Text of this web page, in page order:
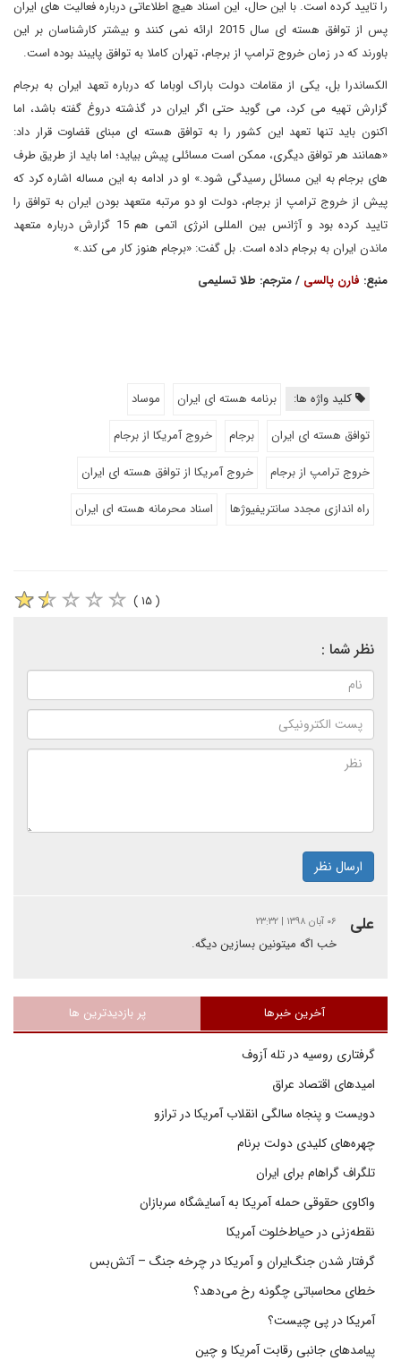
را تایید کرده است. با این حال، این اسناد هیچ اطلاعاتی درباره فعالیت های ایران
پس از توافق هسته ای سال 2015 ارائه نمی کنند و بیشتر کارشناسان بر این
باورند که در زمان خروج ترامپ از برجام، تهران کاملا به توافق پایبند بوده است.
الکساندرا بل، یکی از مقامات دولت باراک اوباما که درباره تعهد ایران به برجام
گزارش تهیه می کرد، می گوید حتی اگر ایران در گذشته دروغ گفته باشد، اما
اکنون باید تنها تعهد این کشور را به توافق هسته ای مبنای قضاوت قرار داد:
«همانند هر توافق دیگری، ممکن است مسائلی پیش بیاید؛ اما باید از طریق طرف
های برجام به این مسائل رسیدگی شود.» او در ادامه به این مساله اشاره کرد که
پیش از خروج ترامپ از برجام، دولت او دو مرتبه متعهد بودن ایران به توافق را
تایید کرده بود و آژانس بین المللی انرژی اتمی هم 15 گزارش درباره متعهد
ماندن ایران به برجام داده است. بل گفت: «برجام هنوز کار می کند.»
منبع: فارن پالسی / مترجم: طلا تسلیمی
کلید واژه ها: برنامه هسته ای ایران
موساد
توافق هسته ای ایران
برجام
خروج آمریکا از برجام
خروج ترامپ از برجام
خروج آمریکا از توافق هسته ای ایران
راه اندازی مجدد سانتریفیوژها
اسناد محرمانه هسته ای ایران
( ۱۵ )
نظر شما :
ارسال نظر
علی ۰۶ آبان ۱۳۹۸ | ۲۳:۳۲
خب اگه میتونین بسازین دیگه.
آخرین خبرها پر بازدیدترین ها
گرفتاری روسیه در تله آزوف
امیدهای اقتصاد عراق
دویست و پنجاه سالگی انقلاب آمریکا در ترازو
چهره‌های کلیدی دولت برنام
تلگراف گراهام برای ایران
واکاوی حقوقی حمله آمریکا به آسایشگاه سربازان
نقطه‌زنی در حیاط‌خلوت آمریکا
گرفتار شدن جنگ‌ایران و آمریکا در چرخه جنگ – آتش‌بس
خطای محاسباتی چگونه رخ می‌دهد؟
آمریکا در پی چیست؟
پیامدهای جانبی رقابت آمریکا و چین